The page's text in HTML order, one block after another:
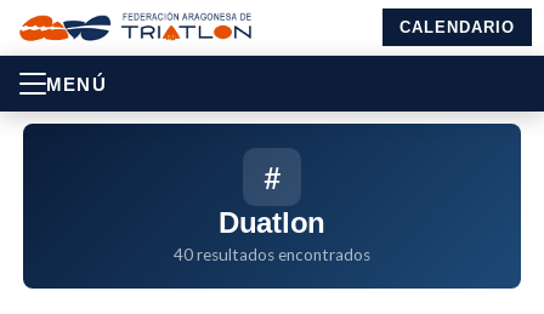
CALENDARIO
MENÚ
#
Duatlon
40 resultados encontrados